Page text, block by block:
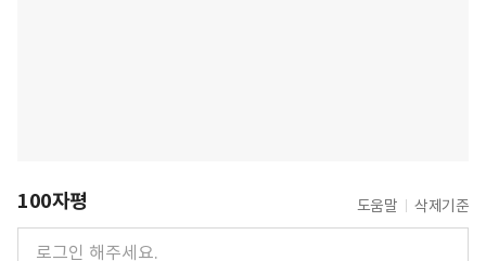
100자평 도움말 삭제기준